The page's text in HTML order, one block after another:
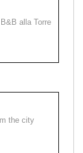
alla Torre
the city